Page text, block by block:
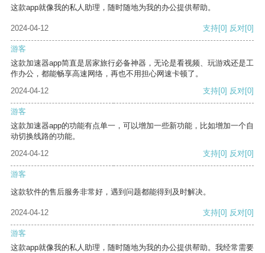
这款app就像我的私人助理，随时随地为我的办公提供帮助。
2024-04-12 支持[0] 反对[0]
游客
这款加速器app简直是居家旅行必备神器，无论是看视频、玩游戏还是工
作办公，都能畅享高速网络，再也不用担心网速卡顿了。
2024-04-12
支持[0] 反对[0]
游客
这款加速器app的功能有点单一，可以增加一些新功能，比如增加一个自
动切换线路的功能。
2024-04-12
支持[0] 反对[0]
游客
这款软件的售后服务非常好，遇到问题都能得到及时解决。
2024-04-12 支持[0] 反对[0]
游客
这款app就像我的私人助理，随时随地为我的办公提供帮助。我经常需要